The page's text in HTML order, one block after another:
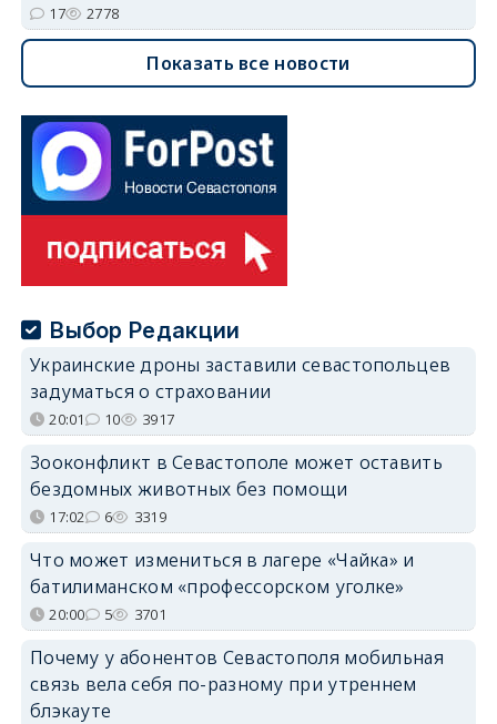
17 2778
Показать все новости
Выбор Редакции
Украинские дроны заставили севастопольцев
задуматься о страховании
20:01 10 3917
Зооконфликт в Севастополе может оставить
бездомных животных без помощи
17:02 6 3319
Что может измениться в лагере «Чайка» и
батилиманском «профессорском уголке»
20:00 5 3701
Почему у абонентов Севастополя мобильная
связь вела себя по-разному при утреннем
блэкауте